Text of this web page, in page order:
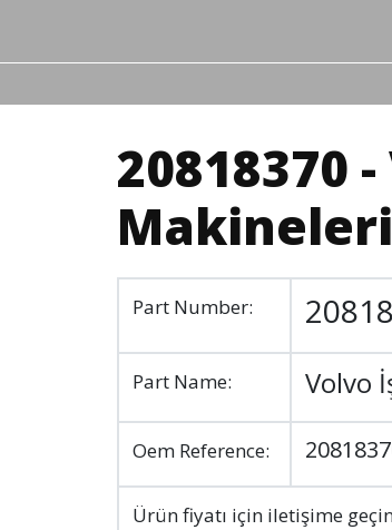
20818370
Part Number:
Part Name: Volvo
Oem Reference:
Ürün fiyatı için iletişime